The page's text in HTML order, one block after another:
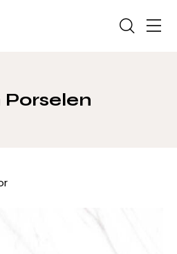
Porselen